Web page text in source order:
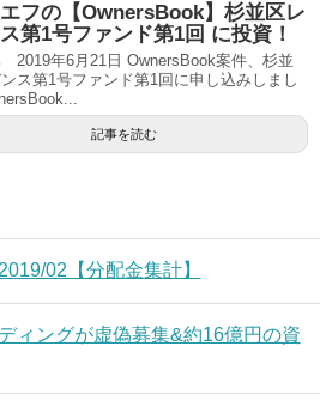
フの【OwnersBook】杉並区レ
第1号ファンド第1回 に投資！
2019年6月21日 OwnersBook案件、杉並
ス第1号ファンド第1回に申し込みしまし
記事を読む
02【分配金集計】
ィングが虚偽募集&約16億円の資